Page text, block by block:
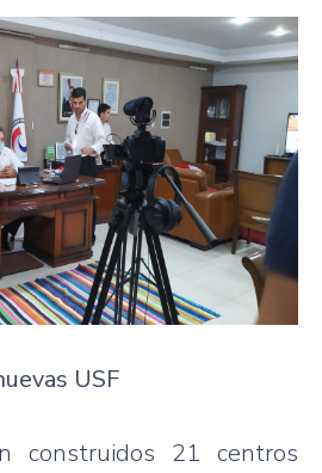
USF
construidos 21 centros